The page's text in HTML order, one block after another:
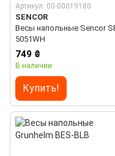
Артикул: 00-00019180
SENCOR
Весы напольные Sencor
5051WH
749 ₴
В наличии
Купить!